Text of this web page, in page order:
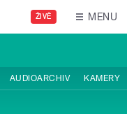
ŽIVĚ MENU
AUDIOARCHIV KAMERY